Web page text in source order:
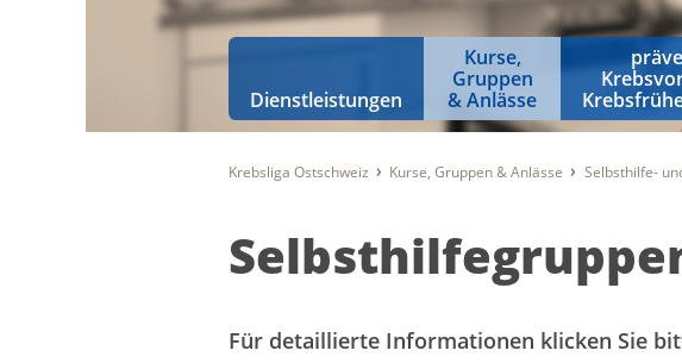
Dienstleistungen
Kurse,
Gruppen
& Anlässe
Krebsliga Ostschweiz Kurse, Gruppen & Anlässe Selbsthilfe-
Für detaillierte Informationen klicken Sie